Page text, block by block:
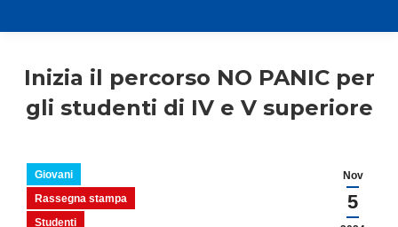
Inizia il percorso NO PANIC per
gli studenti di IV e V superiore
Nov
5
Giovani
Rassegna stampa
Studenti